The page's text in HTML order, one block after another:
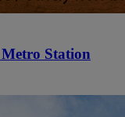
Station